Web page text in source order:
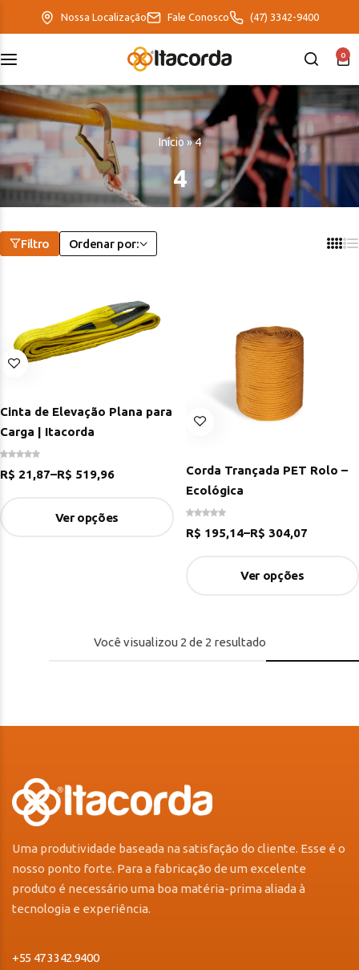
Nossa Localização Fale Conosco (47) 3342-9400
0
Início »4
4
Filtro Ordenar por:
Cinta de Elevação Plana para
Carga | Itacorda
R$ 21,87–R$ 519,96
Ver opções
Corda Trançada PET Rolo –
Ecológica
R$ 195,14–R$ 304,07
Ver opções
Você visualizou 2 de 2 resultado
Uma produtividade baseada na satisfação do cliente. Esse é o
nosso ponto forte. Para a fabricação de um excelente
produto é necessário uma boa matéria-prima aliada à
tecnologia e experiência.
+55 47 3342.9400
EcoFriendly
ItaMaxx